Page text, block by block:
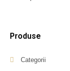
Produse
Categorii